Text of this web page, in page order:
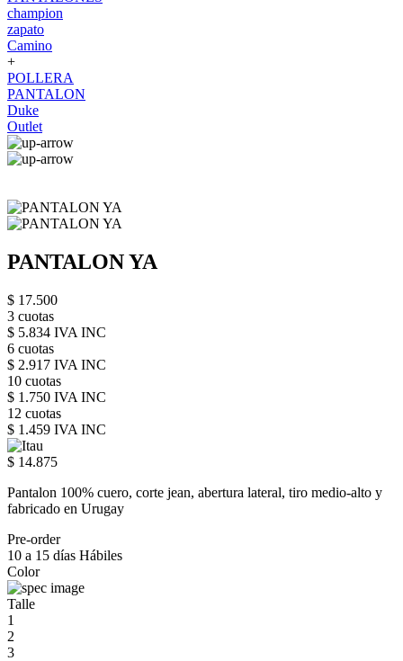
champion
zapato
Camino
+
POLLERA
PANTALON
Duke
Outlet
PANTALON YA
$ 17.500
3 cuotas
$ 5.834 IVA INC
6 cuotas
$ 2.917 IVA INC
10 cuotas
$ 1.750 IVA INC
12 cuotas
$ 1.459 IVA INC
$ 14.875
Pantalon 100% cuero, corte jean, abertura lateral, tiro medio-alto y
fabricado en Urugay
Pre-order
10 a 15 días Hábiles
Color
Talle
1
2
3